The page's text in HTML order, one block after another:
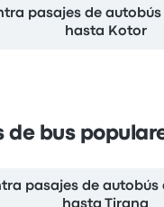
pasajes de autobús
hasta Kotor
de bus
pasajes de autobús